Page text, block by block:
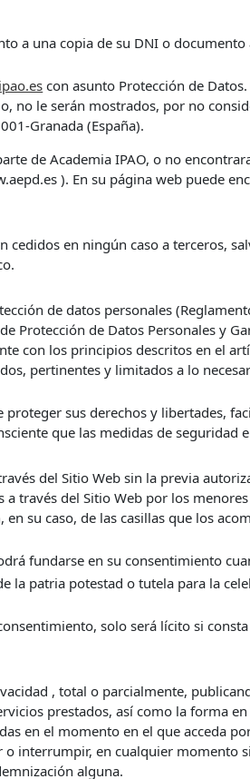
a una copia de su DNI o
con asunto Protección de
no le serán mostrados, por no
Granada (España).
de Academia IPAO, o no
). En su página web puede
en ningún caso a terceros,
de datos personales
Protección de Datos Personales y
con los principios descritos en el
pertinentes y limitados a lo
sus derechos y libertades,
que las medidas de seguridad
del Sitio Web sin la previa
través del Sitio Web por los
su caso, de las casillas que los
fundarse en su consentimiento
la patria potestad o tutela para la
solo será lícito si
, total o parcialmente,
prestados, así como la forma en
en el momento en el que acceda
interrumpir, en cualquier momento
alguna.